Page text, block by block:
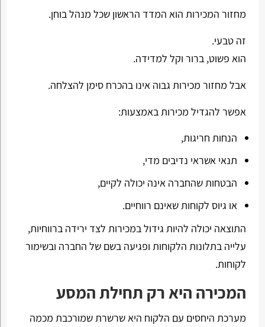
מחזור המכירות הוא המדד הראשון שכל מנהל בוחן.
זה טבעי.
הוא פשוט, ברור וקל למדידה.
אבל מחזור מכירות גבוה אינו בהכרח סימן להצלחה.
אפשר להגדיל מכירות באמצעות:
הנחות חריגות,
תנאי אשראי נדיבים מדי,
הבטחות שהחברה אינה יכולה לקיים,
או גיוס לקוחות שאינם רווחיים.
התוצאה יכולה להיות גידול במכירות לצד ירידה ברווחיות,
עלייה בתלונות הלקוחות ופגיעה בשם של החברה ובשימור
לקוחות.
המכירה היא רק תחילת המסע
מערכת היחסים עם הלקוח היא שרשרת שמורכבת מכמה